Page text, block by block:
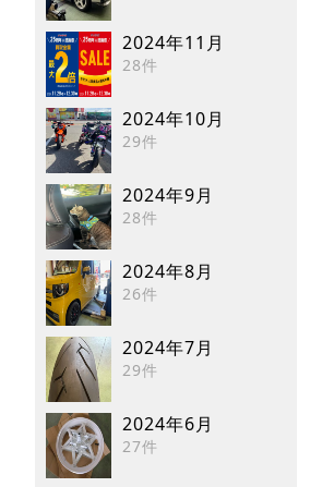
2024年11月
28件
2024年10月
29件
2024年9月
28件
2024年8月
26件
2024年7月
29件
2024年6月
27件